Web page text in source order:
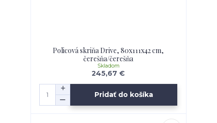
Policová skriňa Drive, 80x111x42 cm,
čerešňa/čerešňa
245,67 €
Skladom
Pridať do košíka